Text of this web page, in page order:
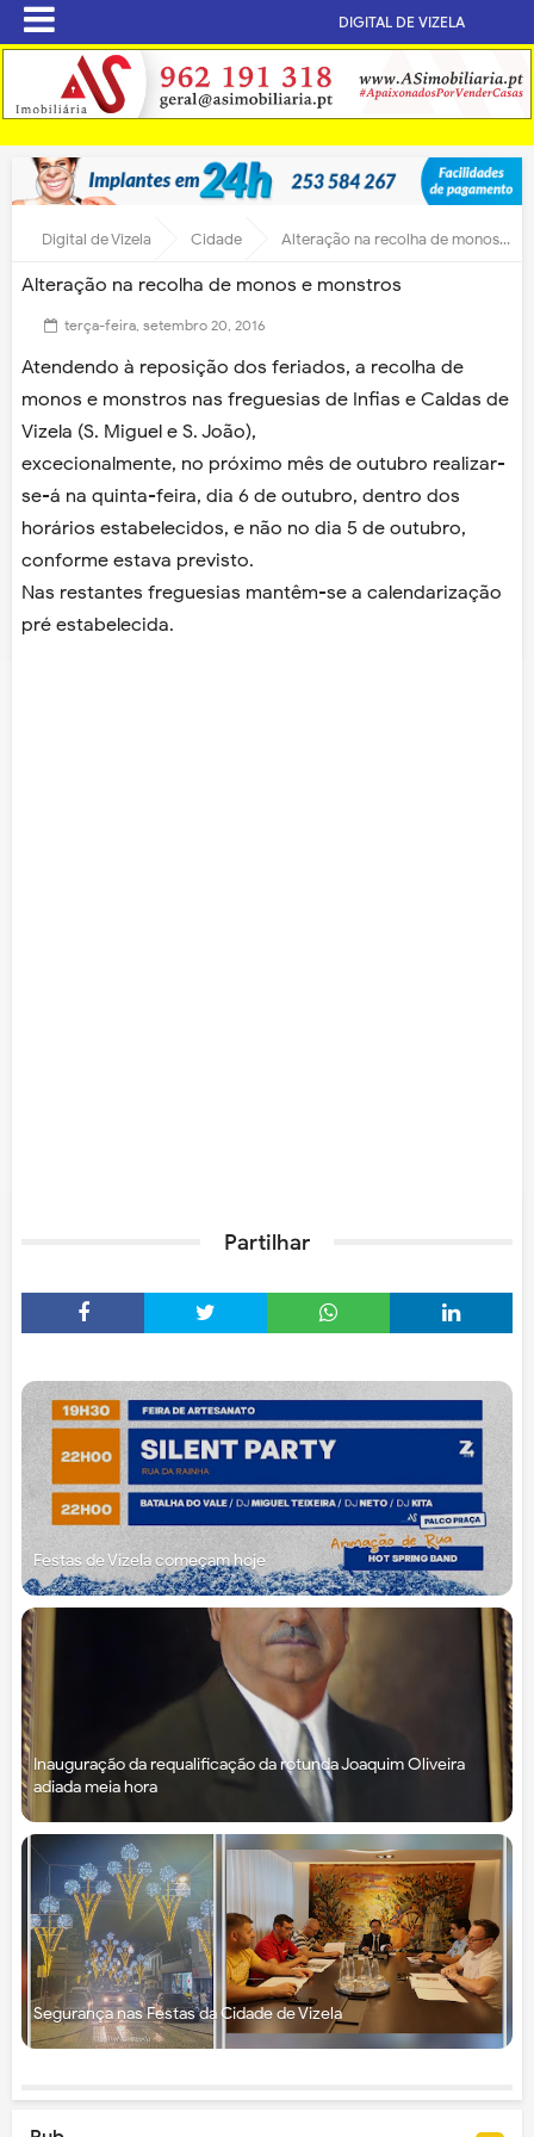
DIGITAL DE VIZELA
Digital de Vizela Cidade Alteração na recolha de monos e monstros
Alteração na recolha de monos e monstros
terça-feira, setembro 20, 2016
Atendendo à reposição dos feriados, a recolha de
monos e monstros nas freguesias de Infias e Caldas de
Vizela (S. Miguel e S. João),
excecionalmente, no próximo mês de outubro realizar-
se-á na quinta-feira, dia 6 de outubro, dentro dos
horários estabelecidos, e não no dia 5 de outubro,
conforme estava previsto.
Nas restantes freguesias mantêm-se a calendarização
pré estabelecida.
Partilhar
Festas de Vizela começam hoje
Inauguração da requalificação da rotunda Joaquim Oliveira
adiada meia hora
Segurança nas Festas da Cidade de Vizela